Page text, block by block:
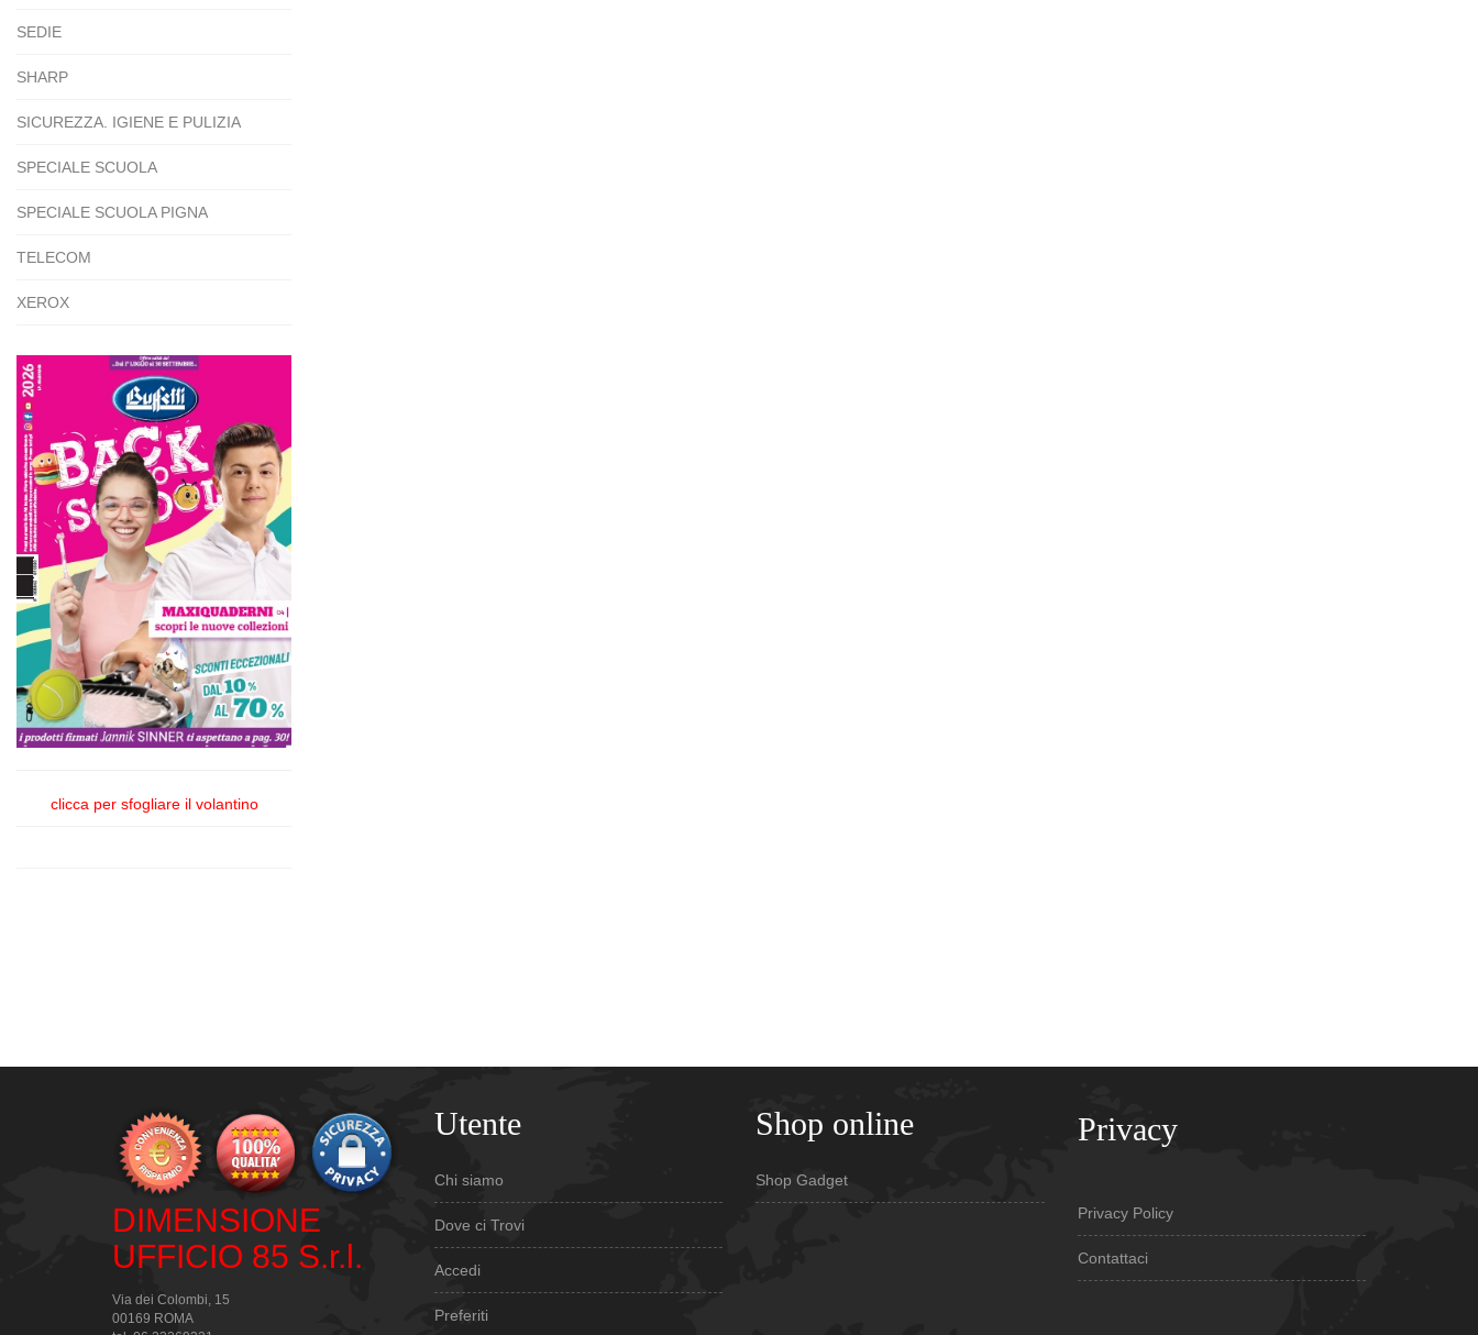
SEDIE
SHARP
SICUREZZA. IGIENE E PULIZIA
SPECIALE SCUOLA
SPECIALE SCUOLA PIGNA
TELECOM
XEROX
clicca per sfogliare il volantino
DIMENSIONE
UFFICIO 85 S.r.l.
Via dei Colombi, 15
00169 ROMA
Utente
Chi siamo
Dove ci Trovi
Accedi
Preferiti
Shop online
Shop Gadget
Privacy
Privacy Policy
Contattaci